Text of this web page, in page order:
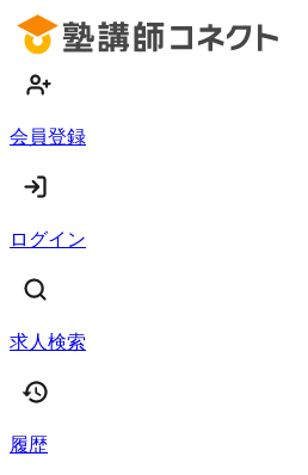
会員登録
ログイン
求人検索
履歴